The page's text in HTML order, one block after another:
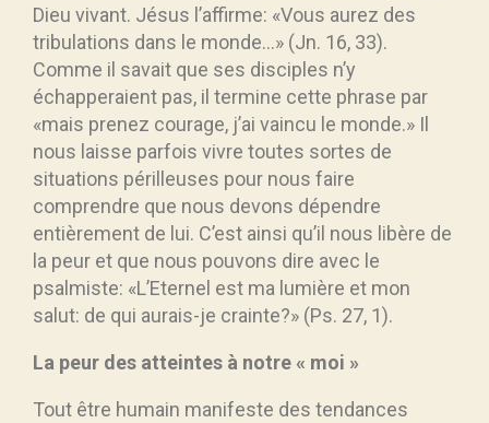
Dieu vivant. Jésus l’affirme: «Vous aurez des
tribulations dans le monde…» (Jn. 16, 33).
Comme il savait que ses disciples n’y
échapperaient pas, il termine cette phrase par
«mais prenez courage, j’ai vaincu le monde.» Il
nous laisse parfois vivre toutes sortes de
situations périlleuses pour nous faire
comprendre que nous devons dépendre
entièrement de lui. C’est ainsi qu’il nous libère de
la peur et que nous pouvons dire avec le
psalmiste: «L’Eternel est ma lumière et mon
salut: de qui aurais-je crainte?» (Ps. 27, 1).
La peur des atteintes à notre « moi »
Tout être humain manifeste des tendances